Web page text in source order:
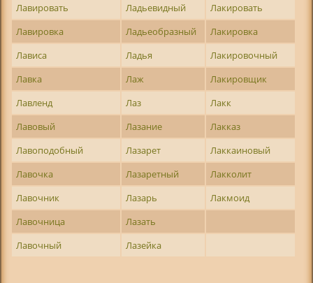
Лавировать
Ладьевидный
Лакировать
Лавировка
Ладьеобразный
Лакировка
Лависа
Ладья
Лакировочный
Лавка
Лаж
Лакировщик
Лавленд
Лаз
Лакк
Лавовый
Лазание
Лакказ
Лавоподобный
Лазарет
Лаккаиновый
Лавочка
Лазаретный
Лакколит
Лавочник
Лазарь
Лакмоид
Лавочница
Лазать
Лавочный
Лазейка